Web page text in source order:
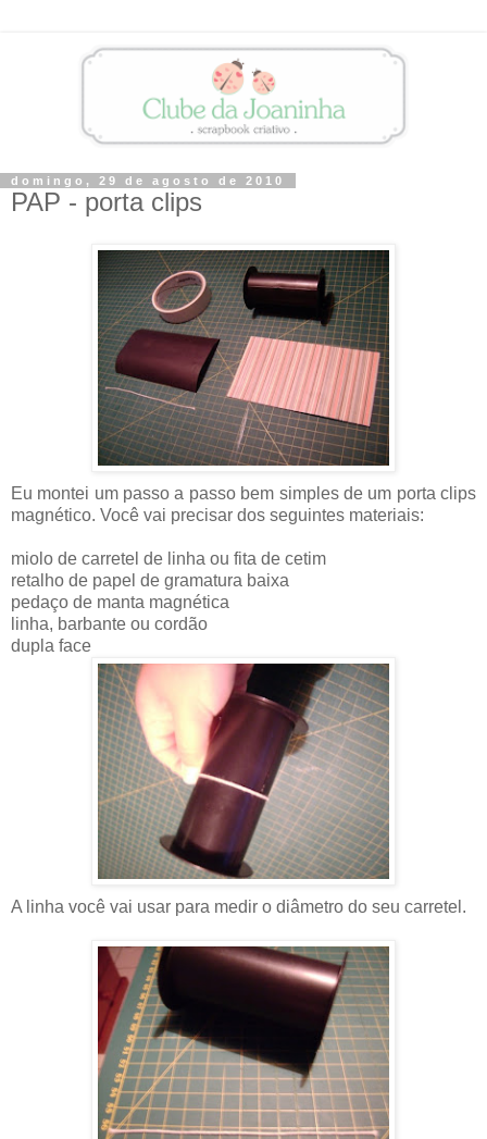
domingo, 29 de agosto de 2010
PAP - porta clips
Eu montei um passo a passo bem simples de um porta clips
magnético. Você vai precisar dos seguintes materiais:
miolo de carretel de linha ou fita de cetim
retalho de papel de gramatura baixa
pedaço de manta magnética
linha, barbante ou cordão
dupla face
A linha você vai usar para medir o diâmetro do seu carretel.